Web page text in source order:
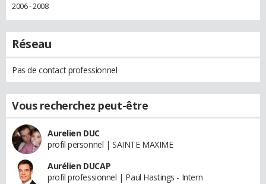
2006 - 2008
Réseau
Pas de contact professionnel
Vous recherchez peut-être
Aurelien DUC
profil personnel | SAINTE MAXIME
Aurélien DUCAP
profil professionnel | Paul Hastings - Intern